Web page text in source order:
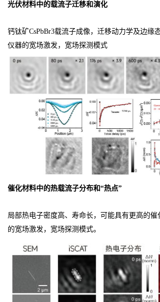
光伏材料中的载流子迁移和演化
钙钛矿CsPbBr3载流子成像，迁移动力学及边缘
仪器的宽场激发，宽场探测模式
催化材料中的热载流子分布和“热点”
局部热电子密度高、寿命长，可能具有更高的
的宽场激发，宽场探测模式。